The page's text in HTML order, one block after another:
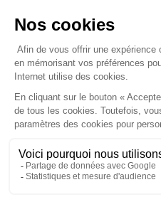
Nous contacter
À propos
Paiement sécurisé
Livraison | Retour client
Nos tutos
Connexion / Inscription